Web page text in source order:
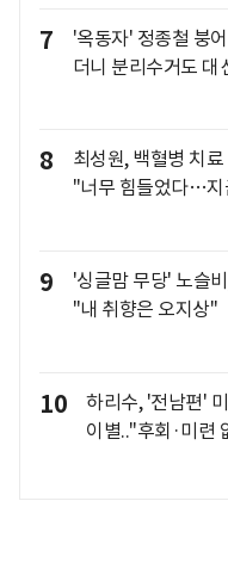
7
'옥동자' 정종철 붕
더니 분리수거도 대
8
최성원, 백혈병 치
"너무 힘들었다…지
9
'싱글맘 무당' 노슬
"내 취향은 오지상"
10
하리수, '전남편'
이별.."후회·미련